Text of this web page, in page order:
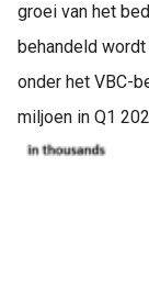
groei van het
behandeld
onder het VBC-
miljoen in Q1